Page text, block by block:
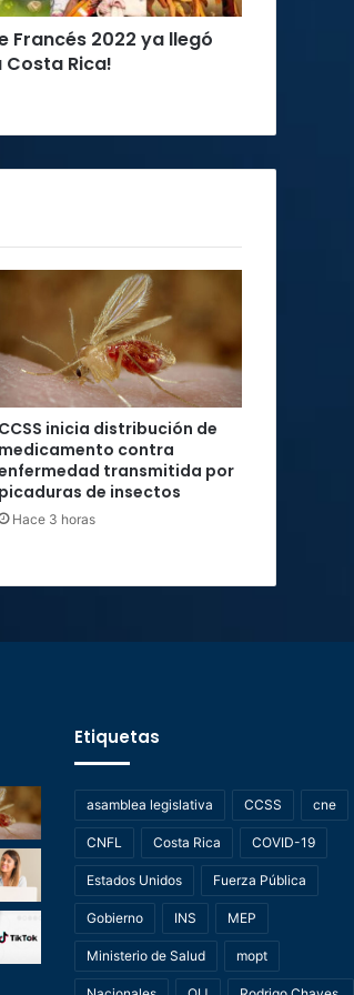
Francés 2022 ya llegó
Costa Rica!
CCSS inicia distribución de
medicamento contra
transmitida por
picaduras de insectos
Hace 3 horas
Etiquetas
asamblea legislativa CCSS cne
CNFL Costa Rica COVID-19
Estados Unidos Fuerza Pública
Gobierno INS MEP
Ministerio de Salud mopt